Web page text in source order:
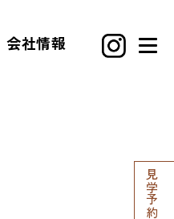
会社情報
見学予約